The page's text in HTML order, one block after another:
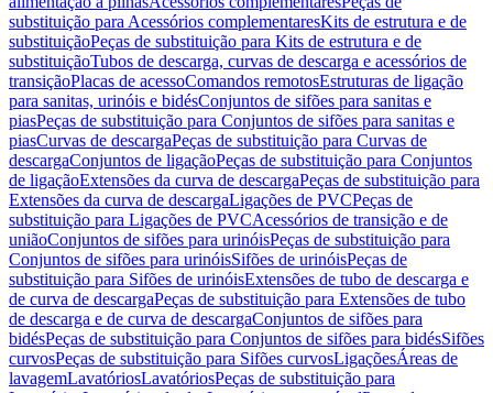
substituição para Acessórios complementaresKits de estrutura e de
substituiçãoPeças de substituição para Kits de estrutura e de
substituiçãoTubos de descarga, curvas de descarga e acessórios de
transiçãoPlacas de acessoComandos remotosEstruturas de ligação
para sanitas, urinóis e bidésConjuntos de sifões para sanitas e
piasPeças de substituição para Conjuntos de sifões para sanitas e
piasCurvas de descargaPeças de substituição para Curvas de
descargaConjuntos de ligaçãoPeças de substituição para Conjuntos
de ligaçãoExtensões da curva de descargaPeças de substituição para
Extensões da curva de descargaLigações de PVCPeças de
substituição para Ligações de PVCAcessórios de transição e de
uniãoConjuntos de sifões para urinóisPeças de substituição para
Conjuntos de sifões para urinóisSifões de urinóisPeças de
substituição para Sifões de urinóisExtensões de tubo de descarga e
de curva de descargaPeças de substituição para Extensões de tubo
de descarga e de curva de descargaConjuntos de sifões para
bidésPeças de substituição para Conjuntos de sifões para bidésSifões
curvosPeças de substituição para Sifões curvosLigaçõesÁreas de
lavagemLavatóriosLavatóriosPeças de substituição para